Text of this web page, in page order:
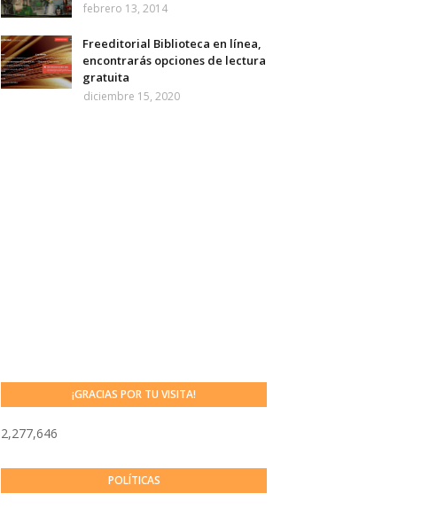
febrero 13, 2014
Freeditorial Biblioteca en línea,
encontrarás opciones de lectura
gratuita
diciembre 15, 2020
¡GRACIAS POR TU VISITA!
2,277,646
POLÍTICAS